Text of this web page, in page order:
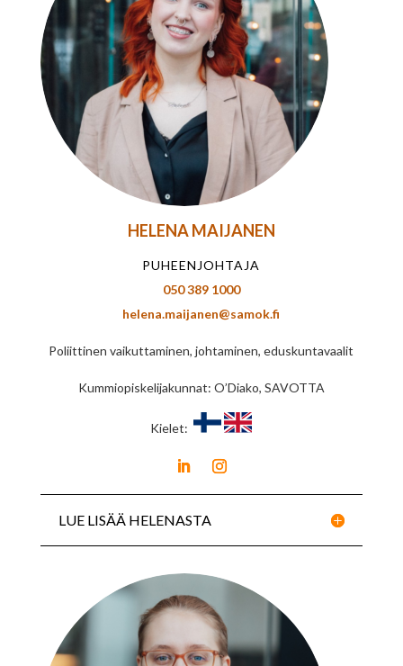
HELENA MAIJANEN
PUHEENJOHTAJA
050 389 1000
helena.maijanen@samok.fi
Poliittinen vaikuttaminen, johtaminen, eduskuntavaalit
Kummiopiskelijakunnat: O’Diako, SAVOTTA
Kielet:
LUE LISÄÄ HELENASTA